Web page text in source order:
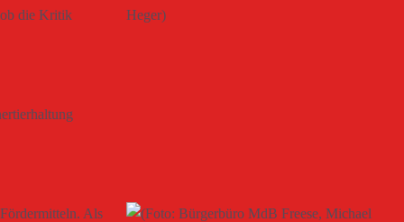
ob die Kritik
Als